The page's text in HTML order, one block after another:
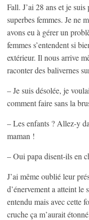
Fall. J’ai 28 ans et je
superbes femmes. Je ne
avons eu à gérer un
femmes s’entendent si
extérieur. Il nous arrive
raconter des balivernes
– Je suis désolée, je
comment faire sans la
– Les enfants ? Allez-y
maman !
– Oui papa disent-ils en
J’ai même oublié leur
d’énervement a atteint le
entendu mais avec cette
cruche ça m’aurait